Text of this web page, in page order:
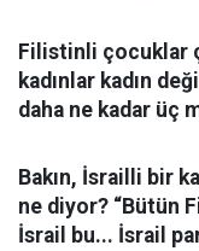
Filistinli çocuklar
kadınlar kadın
daha ne kadar üç
Bakın, İsrailli bir
ne diyor? “Bütün
İsrail bu... İsrail